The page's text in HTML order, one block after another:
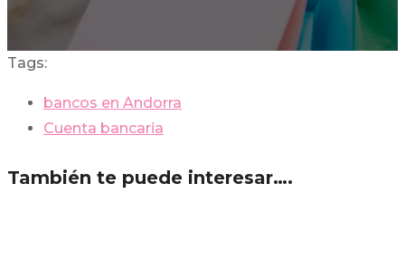
Tags:
bancos en Andorra
Cuenta bancaria
También te puede interesar….